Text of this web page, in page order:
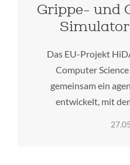
Grippe- und
Das EU-Projekt
Computer
gemeinsam ein
entwickelt, mit